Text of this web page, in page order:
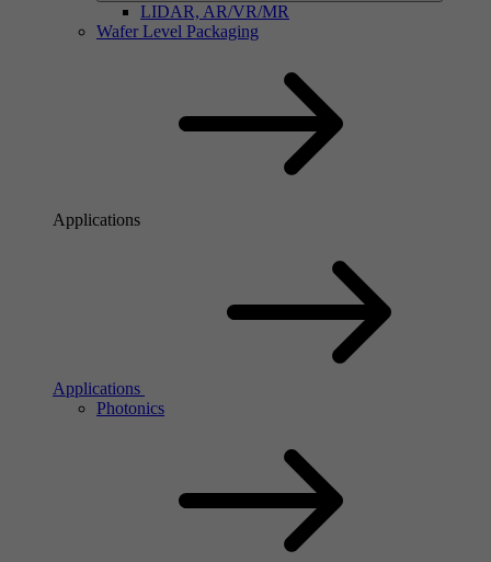
LIDAR, AR/VR/MR
Wafer Level Packaging
Applications
Applications
Photonics